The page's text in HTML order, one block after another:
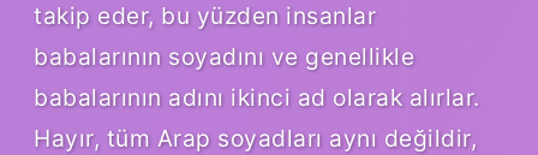
takip eder, bu yüzden insanlar
babalarının soyadını ve genellikle
babalarının adını ikinci ad olarak alırlar.
Hayır, tüm Arap soyadları aynı değildir,